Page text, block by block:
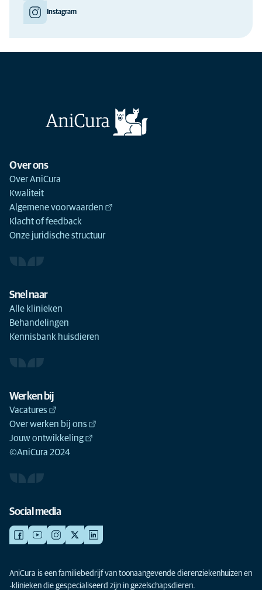
Instagram
Over ons
Over AniCura
Kwaliteit
Algemene voorwaarden
Klacht of feedback
Onze juridische structuur
Snel naar
Alle klinieken
Behandelingen
Kennisbank huisdieren
Werken bij
Vacatures
Over werken bij ons
Jouw ontwikkeling
©AniCura 2024
Social media
AniCura is een familiebedrijf van toonaangevende dierenziekenhuizen en
-klinieken die gespecialiseerd zijn in gezelschapsdieren.